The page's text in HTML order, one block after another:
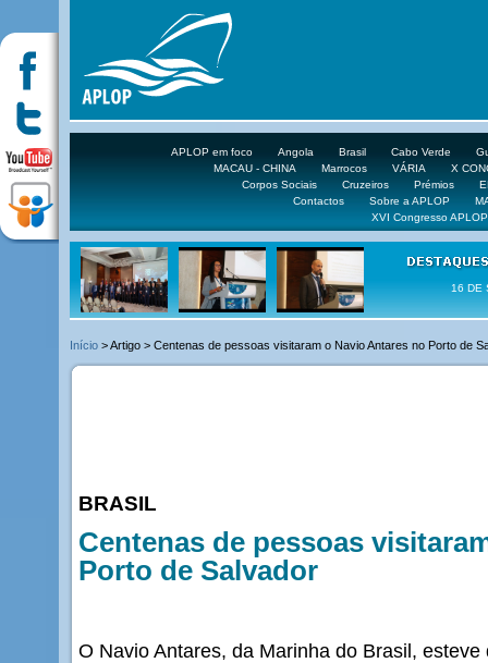
APLOP em foco Angola Brasil Cabo Verde
MACAU - CHINA
Marrocos VÁRIA
X
Corpos Sociais
Cruzeiros Prémios
Contactos
Sobre a APLOP
XVI Congresso APLOP
16 DE
Início > Artigo > Centenas de pessoas visitaram o Navio Antares no Porto de
BRASIL
Centenas de pessoas
Porto de Salvador
O Navio Antares, da Marinha do Brasil,